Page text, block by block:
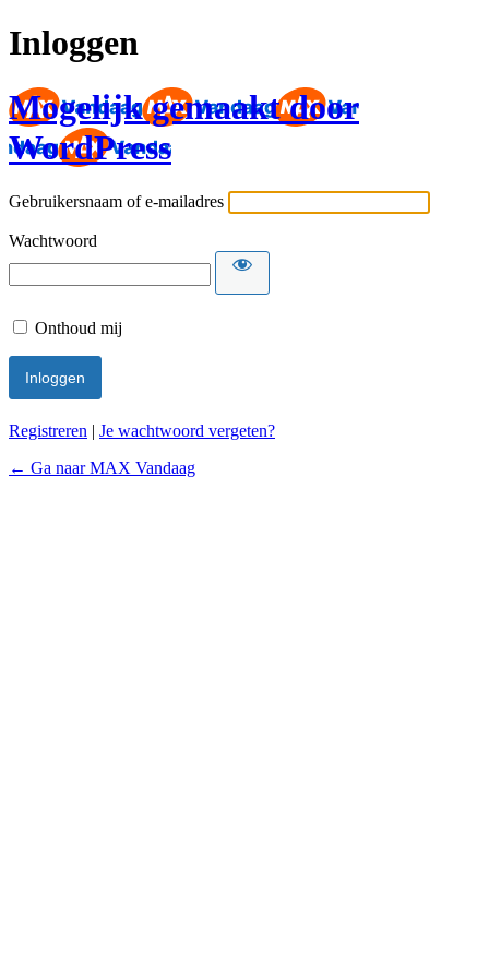
Inloggen
Mogelijk gemaakt door
WordPress
Gebruikersnaam of e-mailadres
Wachtwoord
Onthoud mij
Registreren | Je wachtwoord vergeten?
← Ga naar MAX Vandaag